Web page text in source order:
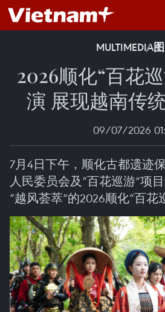
MULTIMEDIA
2026顺化“百花
演 展现越南传
09/07/2026
7月4日下午，顺化古都遗迹
人民委员会及“百花巡游”项
“越风荟萃”的2026顺化“百花